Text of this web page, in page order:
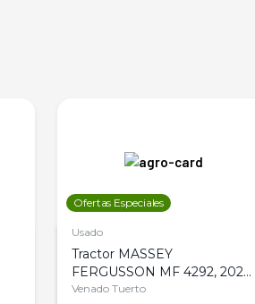
Ofertas Especiales
Usado
Tractor MASSEY
FERGUSSON MF 4292, 2020,
4WD, PATON
Venado Tuerto